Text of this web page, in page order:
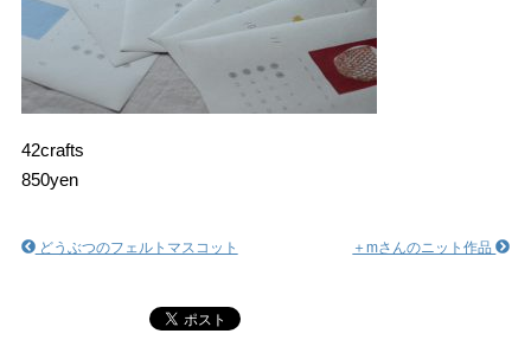
42crafts
850yen
＋mさんのニット作品
どうぶつのフェルトマスコット